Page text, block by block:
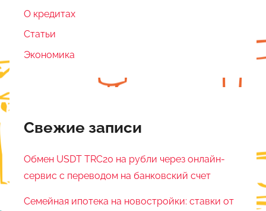
О кредитах
Статьи
Экономика
Свежие записи
Обмен USDT TRC20 на рубли через онлайн-
сервис с переводом на банковский счет
Семейная ипотека на новостройки: ставки от